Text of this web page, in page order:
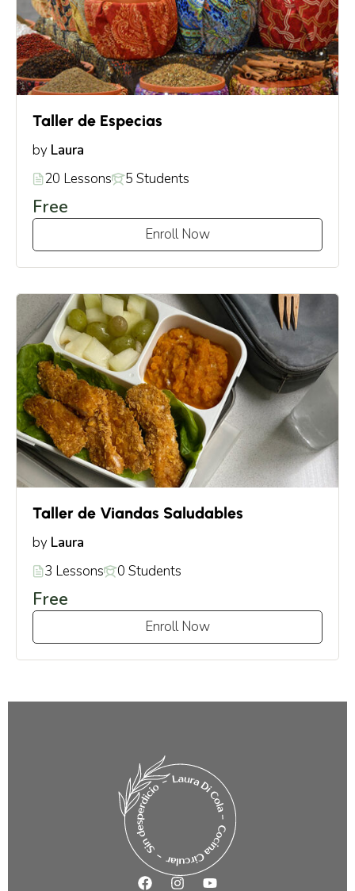
Taller de Especias
by Laura
20 Lessons
5 Students
Free
Enroll Now
Taller de Viandas Saludables
by Laura
3 Lessons
0 Students
Free
Enroll Now